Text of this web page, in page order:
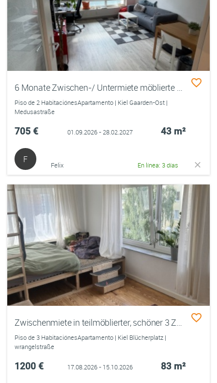
6 Monate Zwischen-/ Untermiete möblierte Wohnung ab September
Piso de 2 HabitaciónesApartamento | Kiel Gaarden-Ost |
Medusastraße
705 € 01.09.2026 - 28.02.2027 43 m²
F
Felix En línea: 3 días
Zwischenmiete in teilmöblierter, schöner 3 Zimmer Wohnung
Piso de 3 HabitaciónesApartamento | Kiel Blücherplatz |
wrangelstraße
1200 € 17.08.2026 - 15.10.2026 83 m²